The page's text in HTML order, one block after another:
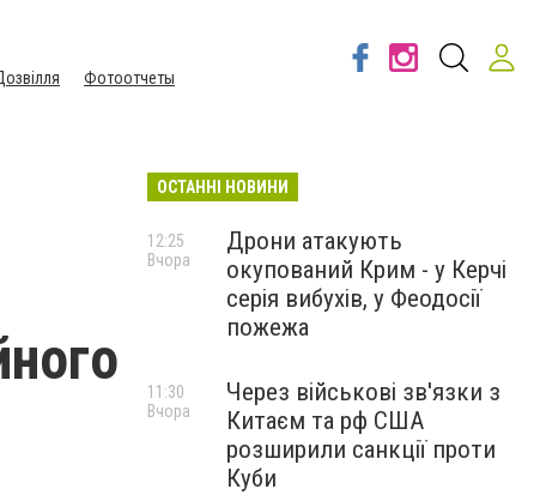
Фотоотчеты
ОСТАННІ НОВИНИ
Дрони атакують
окупований Крим - у Керчі
серія вибухів, у Феодосії
пожежа
12:25
Вчора
Через військові зв'язки з
Китаєм та рф США
розширили санкції проти
Куби
11:30
Вчора